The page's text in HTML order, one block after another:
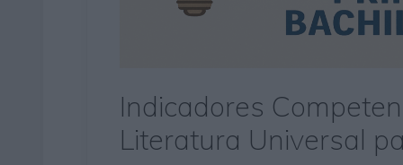
Indicadores
Literatura Universal